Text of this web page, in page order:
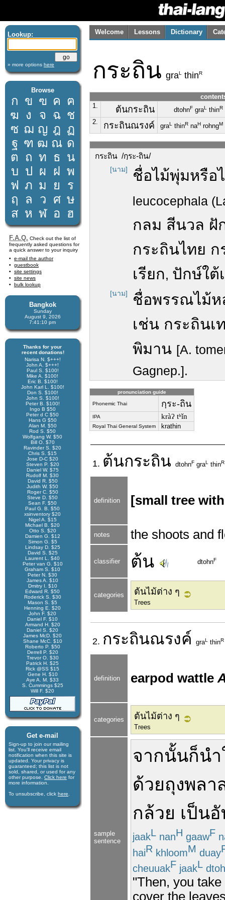
Lookup:
» more options here
Browse
ก ข ฃ ค ฅ
ฆ ง จ ฉ ช
ซ ฌ ญ ฎ ฏ
ฐ ฑ ฒ ณ ด
ต ถ ท ธ น
บ ป ผ ฝ พ
ฟ ภ ม ย
ร
ฤ
ล ว ศ ษ
ส ห ฬ อ ฮ
F.A.Q. Check out the list of
frequently asked questions for
a quick answer to your inquiry
e-mail the author
guestbook
site settings
site news
bulk lookup
Bangkok
Sunday
August 9, 2026
7:41:11 pm
Thanks for your
recent donations!
Narisa N. $+++!
John A. $+++!
Paul S. $100!
Mike A. $100!
Eric B. $100!
John Karl L. $100!
Don S. $100!
John S. $100!
Peter B. $100!
Ingo B $50
Peter d C $50
Hans G $50
Alan M. $50
Rod S. $50
Wolfgang W. $50
Bill O. $70
Ravinder S. $20
Chris S. $15
Jose D-C $20
Steven P. $20
Daniel W. $75
Rudolf M. $30
David R. $50
Judith W. $50
Roger C. $50
Steve D. $50
Sean F. $50
Paul G. B. $50
xsinventory $20
Nigel A. $15
Michael B. $20
Otto S. $20
Damien G. $12
Simon G. $5
Lindsay D. $25
David S. $25
Laurent L. $40
Peter van G. $10
Graham S. $10
Peter N. $30
James A. $10
Dmitry I. $10
Edward R. $50
Roderick S. $30
Mason S. $5
Henning E. $20
John F. $20
Daniel F. $10
Armand H. $20
Daniel S. $20
James McD. $20
Shane McC. $10
Roberto P. $50
Derrell P. $20
Trevor O. $30
Patrick H. $25
Rick @SS $15
Gene H. $10
Aye A. M. $33
S. Cummings $25
Will F. $20
Get e-mail
Sign-up to join our mail­ing
list. You'll receive e­mail
notification when this site is
updated. Your privacy is
guaran­teed; this list is not
sold, shared, or used for any
other purpose. Click here for
more infor­mation.
To unsubscribe, click here
Welcome Lessons Dictionary
กระถิน graL thinR
1.
ต้นกระถิน dtohnF graL thinR
2. กระถินณรงค์ graL thinR naH rohngM
กระถิน /กฺระ-ถิน/
[นาม] ชื่อไม้พุ่มหรื
leucocephala
กลม สีนวล ฝั
กระถินไทย
เรียก, ปักษ์ใต้
[นาม]
ชื่อพรรณไม้
เช่น กระถิน
พิมาน [A.
Gagnep.].
pronunciation guide
Phonemic Thai กฺระ-ถิน
IPA kràʔ tʰǐn
Royal Thai General System krathin
1. ต้นกระถิน dtohnF graL thinR
definition [small tree
notes the shoots and
classifier ต้น dtohnF
categories ต้นไม้ต่าง ๆ
Trees
2. กระถินณรงค์ graL thinR
definition earpod wattle
categories ต้นไม้ต่าง ๆ
Trees
sample
sentence
จากนั้นก็นำ
ด้วยถุงพลา
กล้วย เป็น
jaakL nanH gaawF
haiR khloomM duay
cheuuakF jaakL
"Then, you
cover the